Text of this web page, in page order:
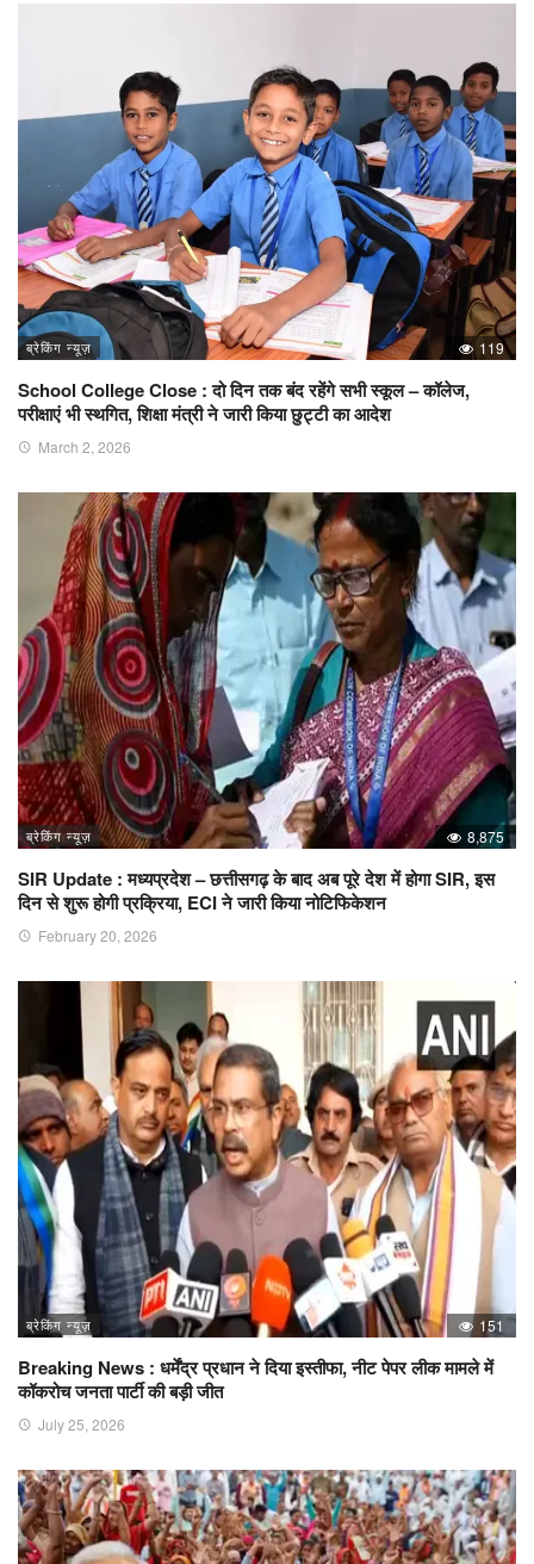
ब्रेकिंग न्यूज़ 119
School College Close : दो दिन तक बंद रहेंगे सभी स्कूल – कॉलेज,
परीक्षाएं भी स्थगित, शिक्षा मंत्री ने जारी किया छुट्टी का आदेश
March 2, 2026
ब्रेकिंग न्यूज़ 8,875
SIR Update : मध्यप्रदेश – छत्तीसगढ़ के बाद अब पूरे देश में होगा SIR, इस
दिन से शुरू होगी प्रक्रिया, ECI ने जारी किया नोटिफिकेशन
February 20, 2026
ब्रेकिंग न्यूज़ 151
Breaking News : धर्मेंद्र प्रधान ने दिया इस्तीफा, नीट पेपर लीक मामले में
कॉकरोच जनता पार्टी की बड़ी जीत
July 25, 2026